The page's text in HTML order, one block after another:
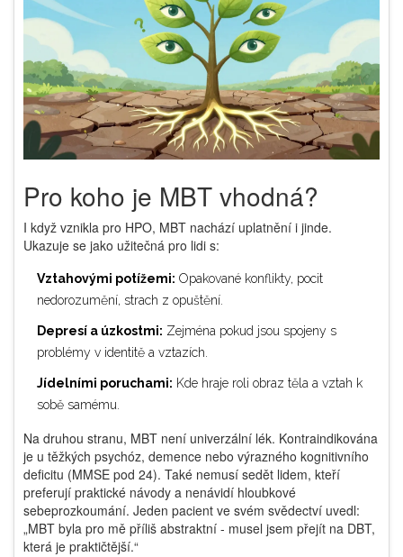
Pro koho je MBT vhodná?
I když vznikla pro HPO, MBT nachází uplatnění i jinde.
Ukazuje se jako užitečná pro lidi s:
Vztahovými potížemi: Opakované konflikty, pocit
nedorozumění, strach z opuštění.
Depresí a úzkostmi: Zejména pokud jsou spojeny s
problémy v identitě a vztazích.
Jídelními poruchami: Kde hraje roli obraz těla a vztah k
sobě samému.
Na druhou stranu, MBT není univerzální lék. Kontraindikována
je u těžkých psychóz, demence nebo výrazného kognitivního
deficitu (MMSE pod 24). Také nemusí sedět lidem, kteří
preferují praktické návody a nenávidí hloubkové
sebeprozkoumání. Jeden pacient ve svém svědectví uvedl:
„MBT byla pro mě příliš abstraktní - musel jsem přejít na DBT,
která je praktičtější.“